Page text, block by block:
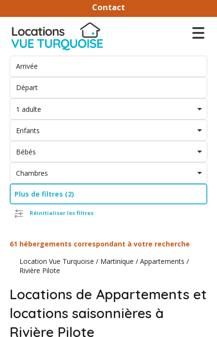
Contact
1 adulte
Enfants
Bébés
Chambres
Plus de filtres (2)
Réinitialiser les filtres
61 hébergements correspondant à votre recherche
Location Vue Turquoise / Martinique / Appartements /
Rivière Pilote
Locations de Appartements et
locations saisonnières à
Rivière Pilote